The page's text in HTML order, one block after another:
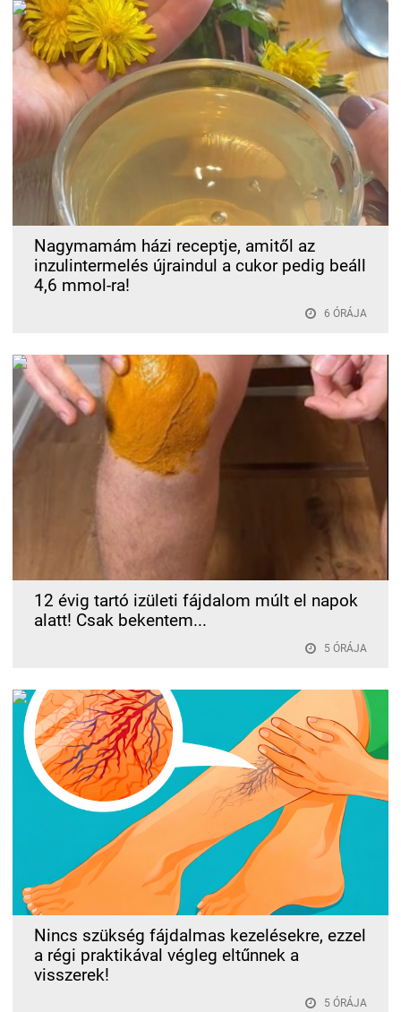
Nagymamám házi receptje, amitől az
inzulintermelés újraindul a cukor pedig beáll
4,6 mmol-ra!
6 ÓRÁJA
12 évig tartó izületi fájdalom múlt el napok
alatt! Csak bekentem...
5 ÓRÁJA
Nincs szükség fájdalmas kezelésekre, ezzel
a régi praktikával végleg eltűnnek a
visszerek!
5 ÓRÁJA